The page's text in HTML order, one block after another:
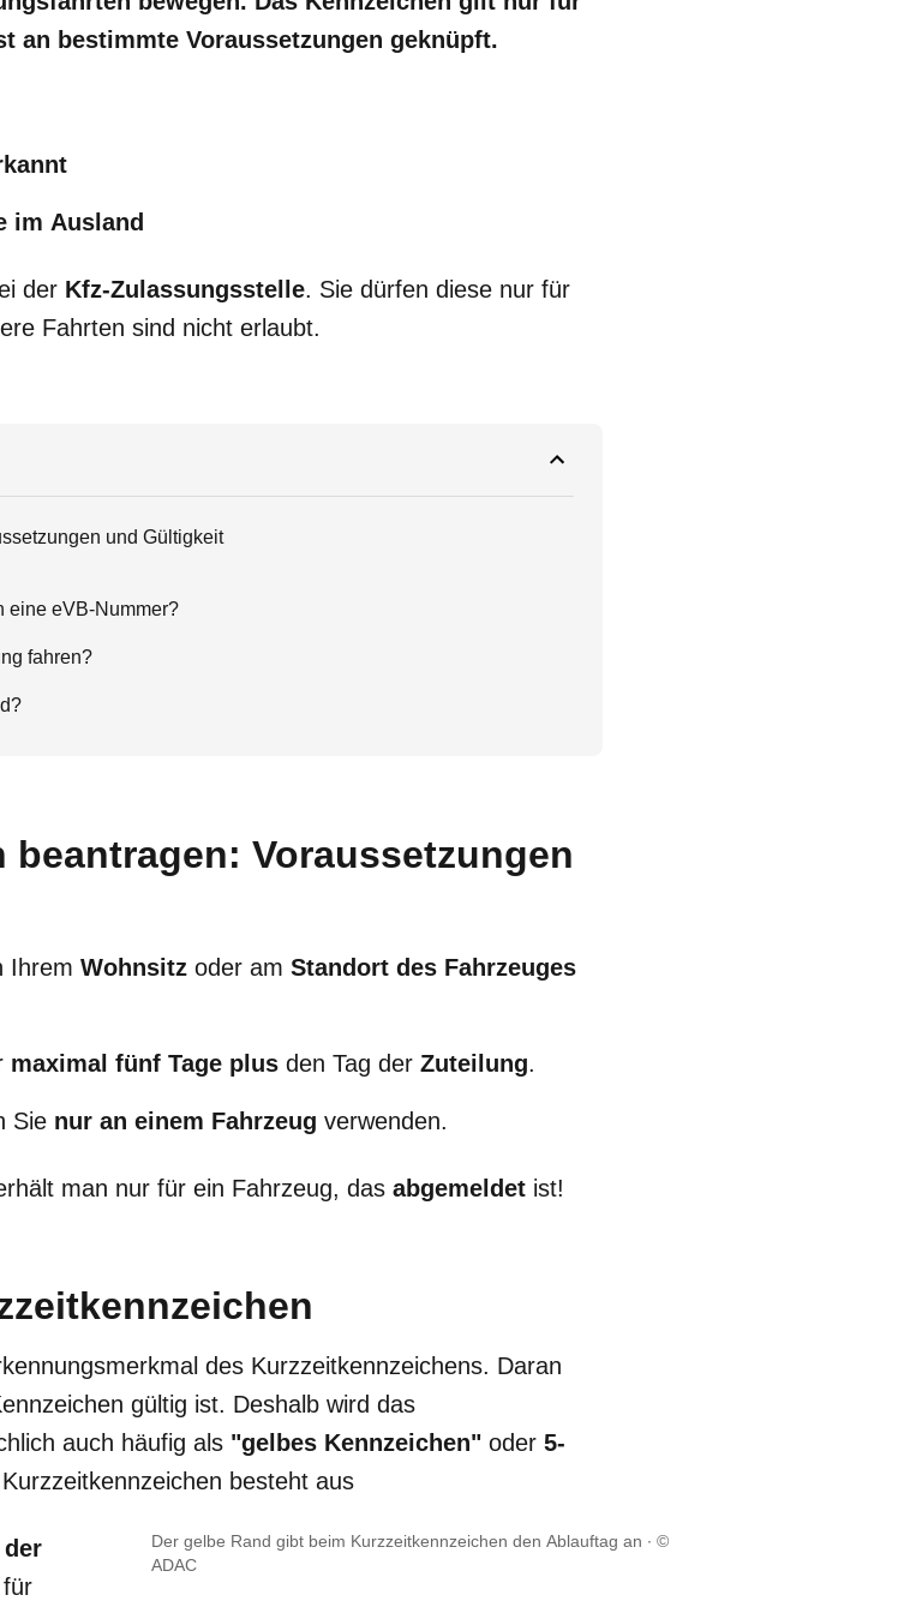
an bestimmte Voraussetzungen geknüpft.
im Ausland
der Kfz-Zulassungsstelle. Sie dürfen diese nur für
Fahrten sind nicht erlaubt.
und Gültigkeit
eine eVB-Nummer?
fahren?
beantragen: Voraussetzungen
Ihrem Wohnsitz oder am Standort des Fahrzeuges
maximal fünf Tage plus den Tag der Zuteilung.
Sie nur an einem Fahrzeug verwenden.
man nur für ein Fahrzeug, das abgemeldet ist!
des Kurzzeitkennzeichens. Daran
gültig ist. Deshalb wird das
auch häufig als "gelbes Kennzeichen" oder 5-
besteht aus
Der gelbe Rand gibt beim Kurzzeitkennzeichen den Ablauftag an
©
ADAC
der